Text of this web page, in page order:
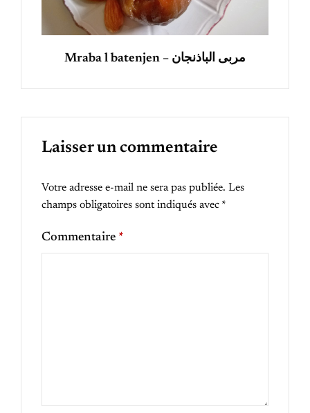
Mraba l batenjen – مربى الباذنجان
Laisser un commentaire
Votre adresse e-mail ne sera pas publiée. Les
champs obligatoires sont indiqués avec *
Commentaire *